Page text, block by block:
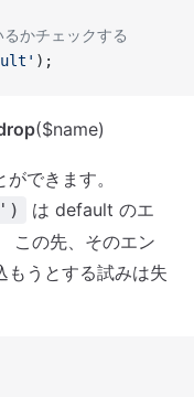
かチェックする
);
($name)
できます。
は default のエ
この先、そのエン
もうとする試みは失